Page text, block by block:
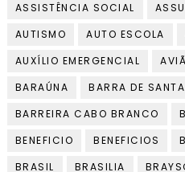
ASSISTÊNCIA SOCIAL
AUTISMO
AUTO ESCOLA
AUXÍLIO EMERGENCIAL
BARAÚNA
BARRA DE
BARREIRA CABO BRANCO
BENEFICIO
BENEFICIOS
BRASIL
BRASILIA